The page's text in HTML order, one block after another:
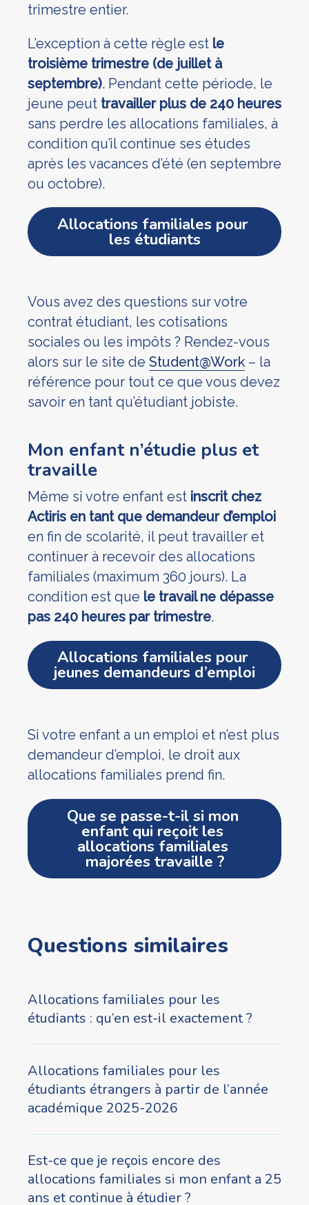
trimestre entier.
L’exception à cette règle est le
troisième trimestre (de juillet à
septembre). Pendant cette période, le
jeune peut travailler plus de 240 heures
sans perdre les allocations familiales, à
condition qu’il continue ses études
après les vacances d’été (en septembre
ou octobre).
Allocations familiales pour
les étudiants
Vous avez des questions sur votre
contrat étudiant, les cotisations
sociales ou les impôts ? Rendez-vous
alors sur le site de Student@Work – la
référence pour tout ce que vous devez
savoir en tant qu’étudiant jobiste.
Mon enfant n’étudie plus et
travaille
Même si votre enfant est inscrit chez
Actiris en tant que demandeur d’emploi
en fin de scolarité, il peut travailler et
continuer à recevoir des allocations
familiales (maximum 360 jours). La
condition est que le travail ne dépasse
pas 240 heures par trimestre.
Allocations familiales pour
jeunes demandeurs d’emploi
Si votre enfant a un emploi et n’est plus
demandeur d’emploi, le droit aux
allocations familiales prend fin.
Que se passe-t-il si mon
enfant qui reçoit les
allocations familiales
majorées travaille ?
Questions similaires
Allocations familiales pour les
étudiants : qu’en est-il exactement ?
Allocations familiales pour les
étudiants étrangers à partir de l’année
académique 2025-2026
Est-ce que je reçois encore des
allocations familiales si mon enfant a 25
ans et continue à étudier ?